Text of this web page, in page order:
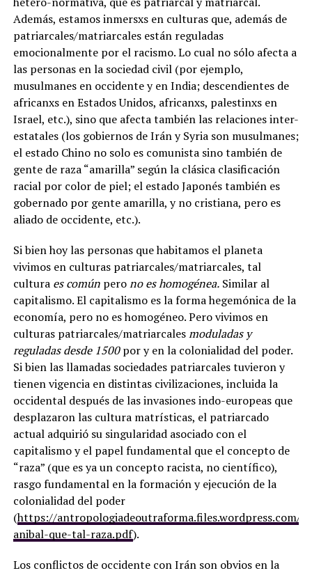
Además, estamos inmersxs en culturas que, además de
patriarcales/matriarcales están reguladas
emocionalmente por el racismo. Lo cual no sólo afecta a
las personas en la sociedad civil (por ejemplo,
musulmanes en occidente y en India; descendientes de
africanxs en Estados Unidos, africanxs, palestinxs en
Israel, etc.), sino que afecta también las relaciones inter-
estatales (los gobiernos de Irán y Syria son musulmanes;
el estado Chino no solo es comunista sino también de
gente de raza “amarilla” según la clásica clasificación
racial por color de piel; el estado Japonés también es
gobernado por gente amarilla, y no cristiana, pero es
aliado de occidente, etc.).
Si bien hoy las personas que habitamos el planeta
vivimos en culturas patriarcales/matriarcales, tal
cultura es comúnperono es homogénea.Similar al
capitalismo. El capitalismo es la forma hegemónica de la
economía, pero no es homogéneo. Pero vivimos en
culturas patriarcales/matriarcalesmoduladas y
reguladas desde 1500por y en la colonialidad del poder.
Si bien las llamadas sociedades patriarcales tuvieron y
tienen vigencia en distintas civilizaciones, incluida la
occidental después de las invasiones indo-europeas que
desplazaron las cultura matrísticas, el patriarcado
actual adquirió su singularidad asociado con el
capitalismo y el papel fundamental que el concepto de
“raza” (que es ya un concepto racista, no científico),
rasgo fundamental en la formación y ejecución de la
colonialidad del poder
(https://antropologiadeoutraforma.files.wordpress.com/
anibal-que-tal-raza.pdf).
Los conflictos de occidente con Irán son obvios en la